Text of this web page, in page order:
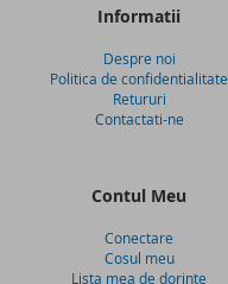
Informatii
Despre noi
Politica de confidentialitate
Retururi
Contactati-ne
Contul Meu
Conectare
Cosul meu
Lista mea de dorinte